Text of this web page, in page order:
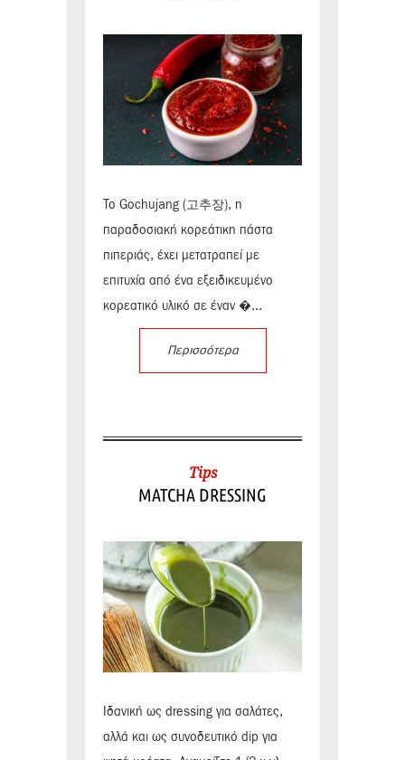
Το Gochujang (고추장), η
παραδοσιακή κορεάτικη πάστα
πιπεριάς, έχει μετατραπεί με
επιτυχία από ένα εξειδικευμένο
κορεατικό υλικό σε έναν �...
Περισσότερα
Tips
MATCHA DRESSING
Ιδανική ως dressing για σαλάτες,
αλλά και ως συνοδευτικό dip για